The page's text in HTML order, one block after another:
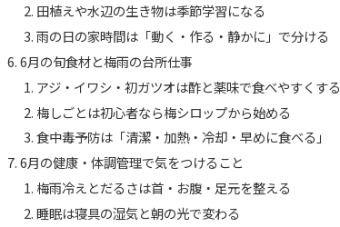
田植えや水辺の生き物は季節学習になる
雨の日の家時間は「動く・作る・静かに」で分ける
6月の旬食材と梅雨の台所仕事
アジ・イワシ・初ガツオは酢と薬味で食べやすくする
梅しごとは初心者なら梅シロップから始める
食中毒予防は「清潔・加熱・冷却・早めに食べる」
6月の健康・体調管理で気をつけること
梅雨冷えとだるさは首・お腹・足元を整える
睡眠は寝具の湿気と朝の光で変わる